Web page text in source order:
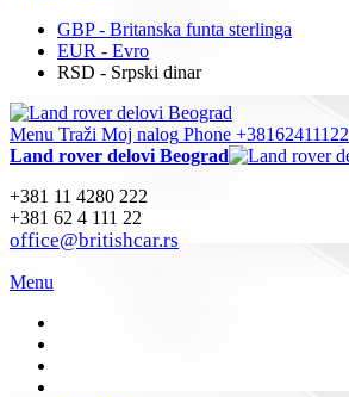
GBP - Britanska funta sterlinga
EUR - Evro
RSD - Srpski dinar
Menu Traži Moj nalog Phone +38162411122
Land rover delovi Beograd
+381 11 4280 222
+381 62 4 111 22
office@britishcar.rs
Menu